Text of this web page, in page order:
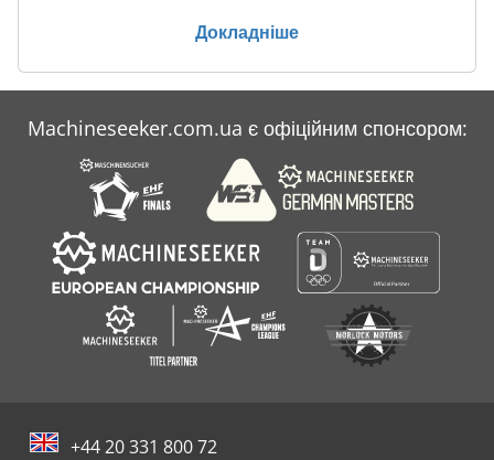
Докладніше
Machineseeker.com.ua є офіційним спонсором:
+44 20 331 800 72